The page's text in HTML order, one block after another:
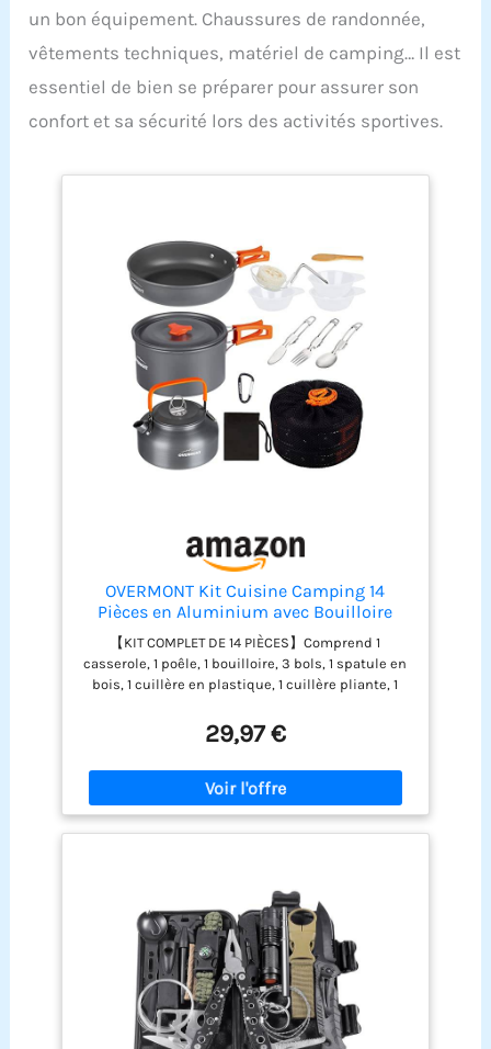
un bon équipement. Chaussures de randonnée,
vêtements techniques, matériel de camping… Il est
essentiel de bien se préparer pour assurer son
confort et sa sécurité lors des activités sportives.
OVERMONT Kit Cuisine Camping 14
Pièces en Aluminium avec Bouilloire
【KIT COMPLET DE 14 PIÈCES】Comprend 1
casserole, 1 poêle, 1 bouilloire, 3 bols, 1 spatule en
bois, 1 cuillère en plastique, 1 cuillère pliante, 1
sac en filet. 【ALUMINIUM ANODISÉ DURABLE】La
casserole, la poêle et la bouilloire sont fabriquées
en aluminium anodisé, résistant à l’usure, aux
températures élevées et à la corrosion. Le
revêtement antiadhésif facilite également le
nettoyage après les repas. 【RANGEMENT COMPACT
l’encombrement. Rangez l’ensemble dans le sac
en filet ou fixez-le à votre sac à dos avec le
mousqueton fourni. 【POIGNÉES PLIABLES
ISOLANTES】Les poignées pliables en plastique
offrent une prise en main ferme et confortable
tout en limitant le contact avec la chaleur. Elles se
replient contre les ustensiles pour faciliter le
transport et le rangement. 【POUR LES REPAS EN
29,97 €